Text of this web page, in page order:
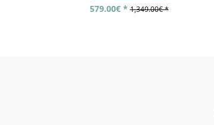
579.00€ * 1,349.00€ *